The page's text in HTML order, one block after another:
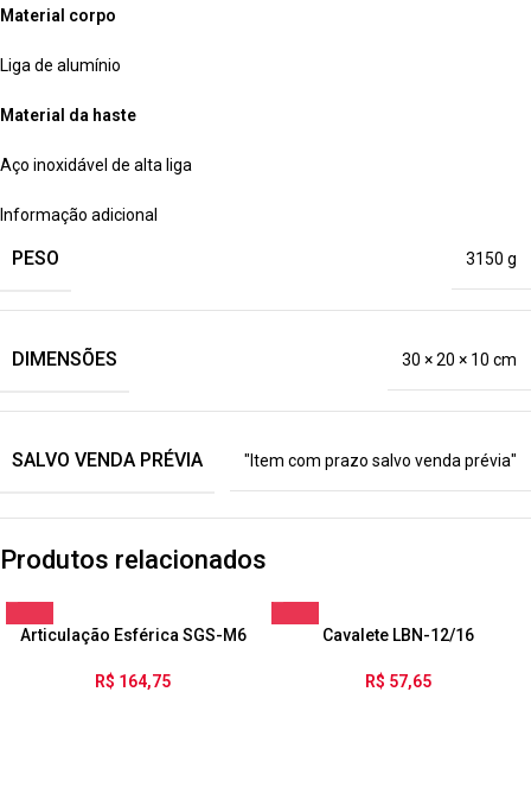
Material corpo
Liga de alumínio
Material da haste
Aço inoxidável de alta liga
Informação adicional
PESO 3150 g
DIMENSÕES 30 × 20 × 10 cm
SALVO VENDA PRÉVIA "Item com prazo salvo venda prévia"
Produtos relacionados
Articulação Esférica SGS-M6
R$ 164,75
Cavalete LBN-12/16
R$ 57,65